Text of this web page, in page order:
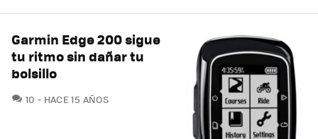
Garmin Edge 200 sigue
tu ritmo sin dañar tu
bolsillo
10 COMENTARIOS
HACE 15 AÑOS